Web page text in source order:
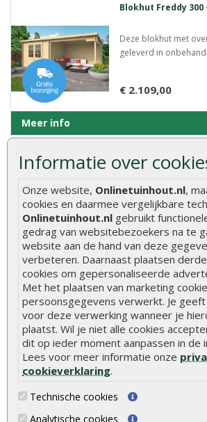
Informatie over
Onze website, Onlinetuinhout.nl,
cookies en daarmee vergelijkbare
Onlinetuinhout.nl gebruikt
gedrag van websitebezoekers na te
website aan de hand van deze
verbeteren. Daarnaast plaatsen
cookies om gepersonaliseerde
Met het plaatsen van marketing
persoonsgegevens verwerkt. Je
voor deze verwerking wanneer je
plaatst. Wil je niet alle cookies
dit op ieder moment aanpassen in de
Lees voor meer informatie onze
cookieverklaring.
Technische cookies
Analytische cookies
Blokhut Freddy 300
Deze blokhut met
geleverd in
€ 2.109,00
Meer info
Dit klassieke modele
garant voor ..
€ 2.179,00
Meer info
Blokhut Brenda 275
blokhut met toch ze..